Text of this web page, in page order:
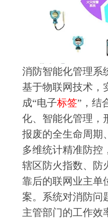
消防智能化管理系
基于物联网技术，
成“电子标签”，结
化、智能化管理，
报废的全生命周期
多维统计精准防控
辖区防火指数、防
靠后的联网业主单
案。系统对消防问
主管部门的工作效